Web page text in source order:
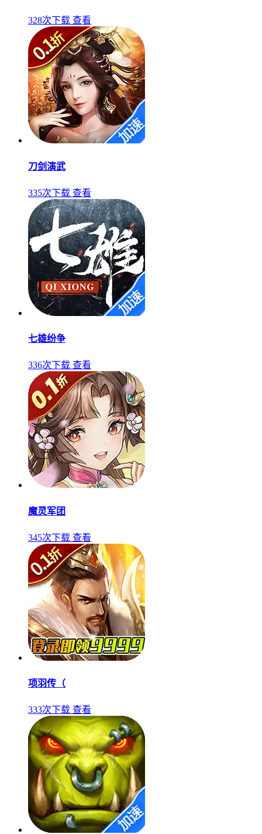
328次下载 查看
刀剑演武
335次下载 查看
七雄纷争
336次下载 查看
魔灵军团
345次下载 查看
项羽传（
333次下载 查看